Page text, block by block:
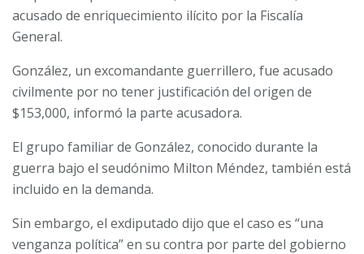
acusado de enriquecimiento ilícito por la Fiscalía
General.
González, un excomandante guerrillero, fue acusado
civilmente por no tener justificación del origen de
$153,000, informó la parte acusadora.
El grupo familiar de González, conocido durante la
guerra bajo el seudónimo Milton Méndez, también está
incluido en la demanda.
Sin embargo, el exdiputado dijo que el caso es “una
venganza política” en su contra por parte del gobierno